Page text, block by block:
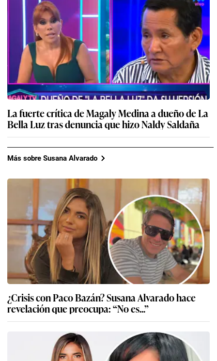
La fuerte crítica de Magaly Medina a dueño de La
Bella Luz tras denuncia que hizo Naldy Saldaña
Más sobre Susana Alvarado
¿Crisis con Paco Bazán? Susana Alvarado hace
revelación que preocupa: “No es...”